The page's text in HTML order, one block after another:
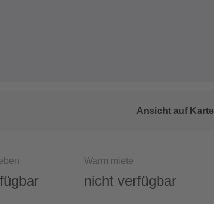
Ansicht auf Karte
Warm miete
nicht verfügbar